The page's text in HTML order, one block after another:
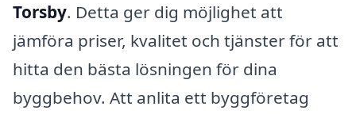
Torsby. Detta ger dig möjlighet att
jämföra priser, kvalitet och tjänster för att
hitta den bästa lösningen för dina
byggbehov. Att anlita ett byggföretag